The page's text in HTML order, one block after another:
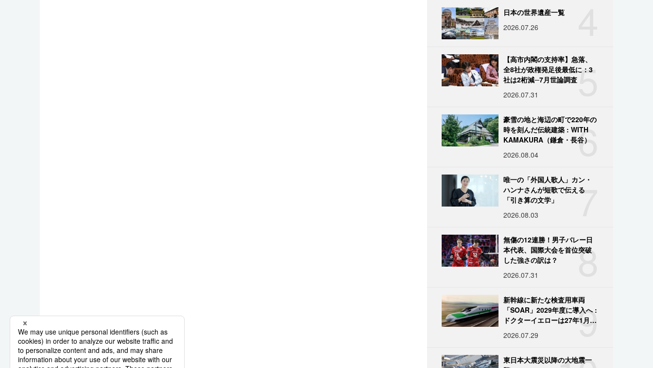
日本の世界遺産一覧
2026.07.26
5
【高市内閣の支持率】急落、
全8社が政権発足後最低に：3
社は2桁減─7月世論調査
2026.07.31
6
豪雪の地と海辺の町で220年の
時を刻んだ伝統建築 : WITH
KAMAKURA（鎌倉・長谷）
2026.08.04
7
唯一の「外国人歌人」カン・
ハンナさんが短歌で伝える
「引き算の文学」
2026.08.03
8
無傷の12連勝！男子バレー日
本代表、国際大会を首位突破
した強さの訳は？
2026.07.31
9
新幹線に新たな検査用車両
「SOAR」2029年度に導入へ :
ドクターイエローは27年1月に
2026.07.29
東日本大震災以降の大地震一